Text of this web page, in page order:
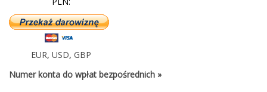
EUR, USD, GBP
Numer konta do wpłat bezpośrednich »